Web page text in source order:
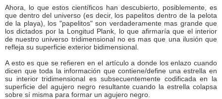
Ahora, lo que estos científicos han descubierto, posiblemente, es
que dentro del universo (es decir, los papelitos dentro de la pelota
de la playa), los "papelitos" son verdaderamente mas grande que
los dictados por la Longitud Plank, lo que afirmaría que el interior
de nuestro universo tridimensional no es mas que una ilusión que
refleja su superficie exterior bidimensional.
A esto es que se refieren en el artículo a donde los enlazo cuando
dicen que toda la información que contiene/define una estrella en
su interior tridimensional es subsecuentemente codificada en la
superficie del agujero negro resultante cuando la estrella colapsa
sobre sí misma para formar un agujero negro.